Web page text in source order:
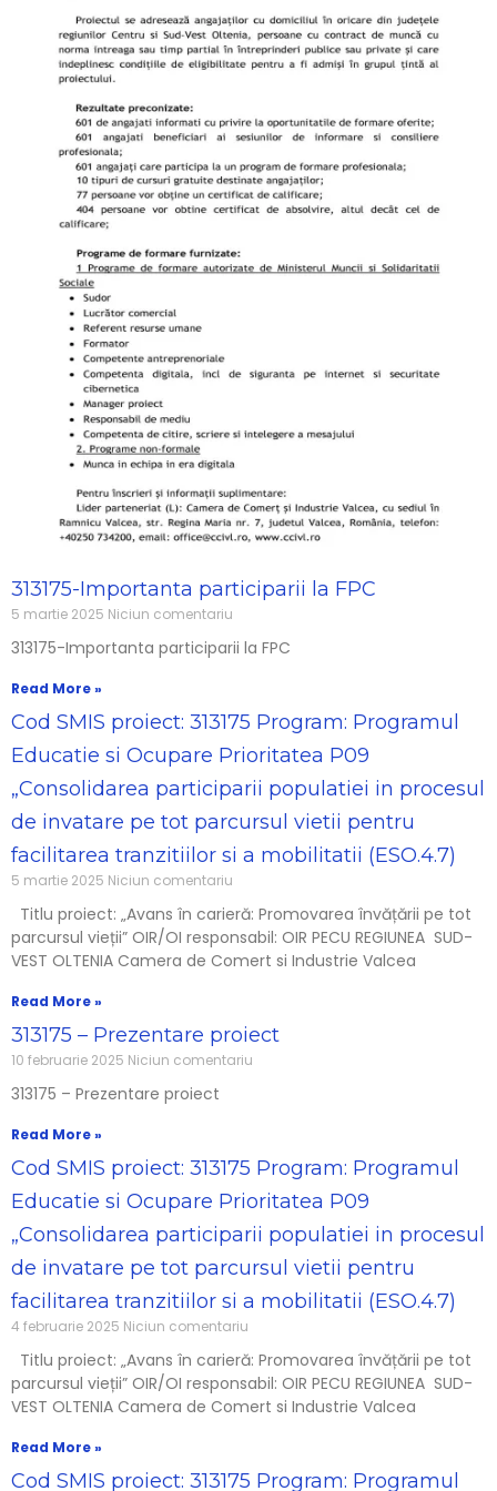
313175-Importanta participarii la FPC
5 martie 2025 Niciun comentariu
313175-Importanta participarii la FPC
Read More »
Cod SMIS proiect: 313175 Program: Programul
Educatie si Ocupare Prioritatea P09
„Consolidarea participarii populatiei in procesul
de invatare pe tot parcursul vietii pentru
facilitarea tranzitiilor si a mobilitatii (ESO.4.7)
5 martie 2025 Niciun comentariu
Titlu proiect: „Avans în carieră: Promovarea învățării pe tot
parcursul vieții” OIR/OI responsabil: OIR PECU REGIUNEA SUD-
VEST OLTENIA Camera de Comert si Industrie Valcea
Read More »
313175 – Prezentare proiect
10 februarie 2025 Niciun comentariu
313175 – Prezentare proiect
Read More »
Cod SMIS proiect: 313175 Program: Programul
Educatie si Ocupare Prioritatea P09
„Consolidarea participarii populatiei in procesul
de invatare pe tot parcursul vietii pentru
facilitarea tranzitiilor si a mobilitatii (ESO.4.7)
4 februarie 2025 Niciun comentariu
Titlu proiect: „Avans în carieră: Promovarea învățării pe tot
parcursul vieții” OIR/OI responsabil: OIR PECU REGIUNEA SUD-
VEST OLTENIA Camera de Comert si Industrie Valcea
Read More »
Cod SMIS proiect: 313175 Program: Programul